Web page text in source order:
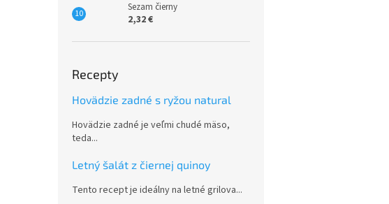
Sezam čierny
2,32 €
Recepty
Hovädzie zadné s ryžou natural
Hovädzie zadné je veľmi chudé mäso,
teda...
Letný šalát z čiernej quinoy
Tento recept je ideálny na letné grilova...